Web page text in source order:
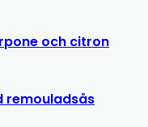
och citron
remouladsås